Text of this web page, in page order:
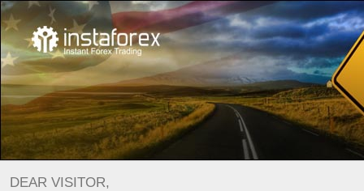
Главная Трейдерам
Трейдерам ИнстаТрейд
DEAR VISITOR,